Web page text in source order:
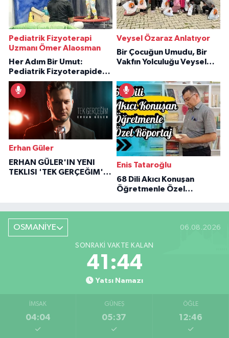
Pediatrik Fizyoterapi
Uzmanı Ömer Alaosman
Her Adım Bir Umut:
Pediatrik Fizyoterapiden
İlham Veren Hikâyeler
Veysel Özaraz Anlatıyor
Bir Çocuğun Umudu, Bir
Vakfın Yolculuğu Veysel
Erhan Güler
ERHAN GÜLER'IN YENI
TEKLISI 'TEK GERÇEĞIM'LE
Enis Tataroğlu
68 Dili Akıcı Konuşan
Öğretmenle Özel
OSMANİYE 06.08.2026
SONRAKI VAKTE KALAN
41:44
Yatsı Namazı
İMSAK
04:04
GÜNEŞ
05:37
ÖĞLE
12:46